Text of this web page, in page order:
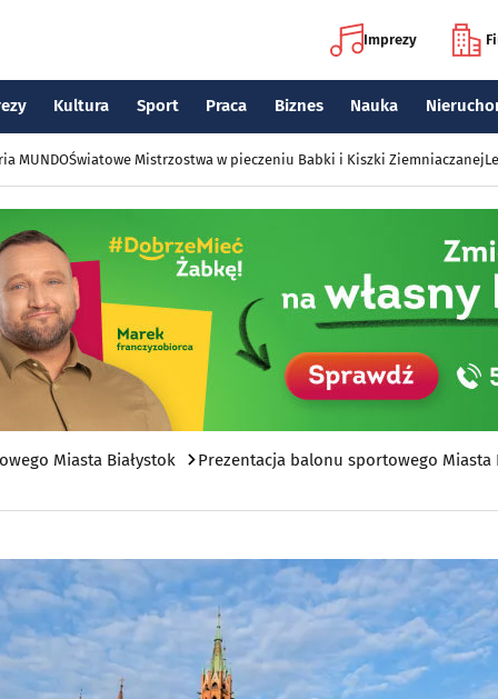
Imprezy
Kultura Sport Praca Biznes Nauka
MUNDOŚwiatowe Mistrzostwa w pieczeniu Babki i Kiszki Ziemniaczanej
Miasta Białystok Prezentacja balonu sportowego Miasta